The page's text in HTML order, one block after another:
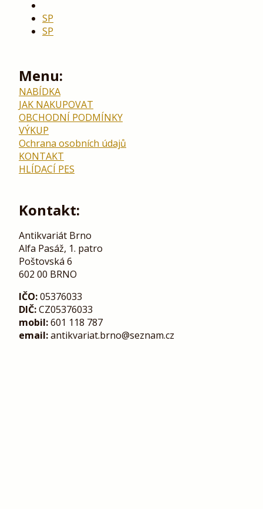
SP
SP
Menu:
NABÍDKA
JAK NAKUPOVAT
OBCHODNÍ PODMÍNKY
VÝKUP
Ochrana osobních údajů
KONTAKT
HLÍDACÍ PES
Kontakt:
Antikvariát Brno
Alfa Pasáž, 1. patro
Poštovská 6
602 00 BRNO
IČO:05376033
DIČ:CZ05376033
mobil:601 118 787
email:antikvariat.brno@seznam.cz